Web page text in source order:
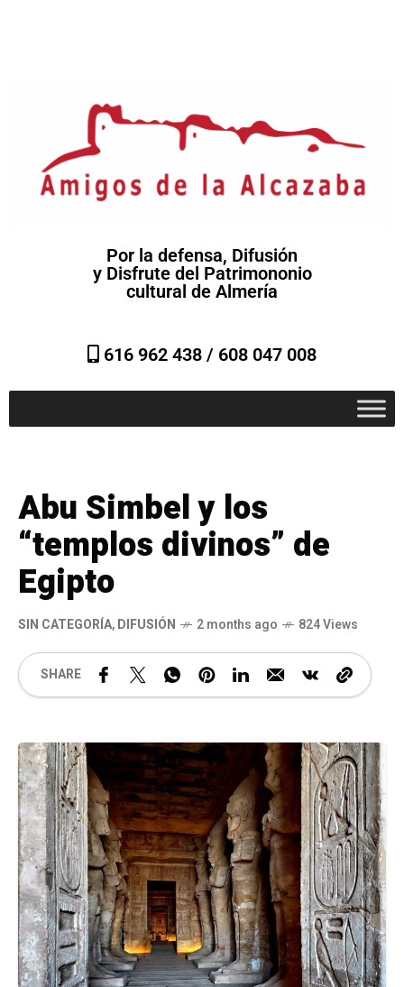
Por la defensa, Difusión
y Disfrute del Patrimononio
cultural de Almería
616 962 438 / 608 047 008
Abu Simbel y los
“templos divinos” de
Egipto
SIN CATEGORÍA,DIFUSIÓN 2 months ago 824 Views
SHARE